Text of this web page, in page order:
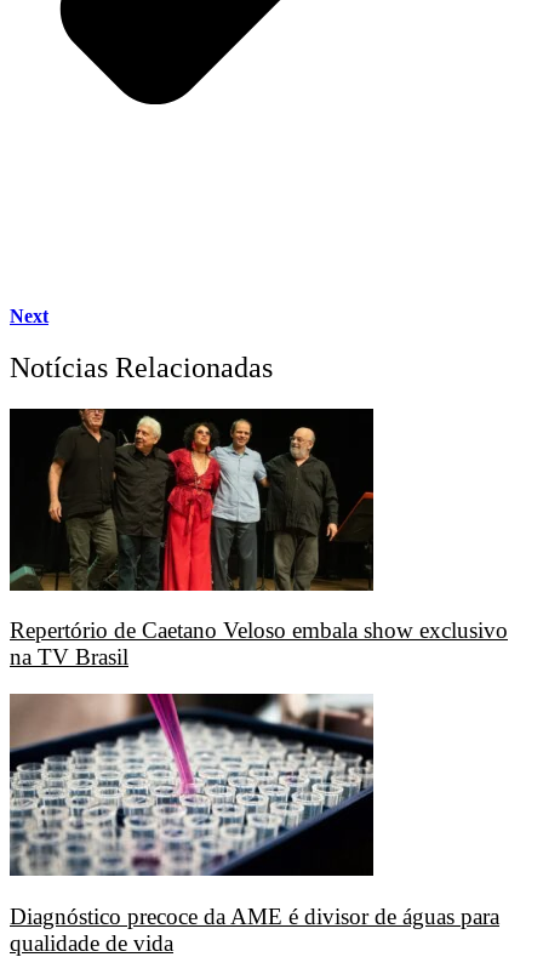
Next
Notícias Relacionadas
Repertório de Caetano Veloso embala show exclusivo
na TV Brasil
Diagnóstico precoce da AME é divisor de águas para
qualidade de vida